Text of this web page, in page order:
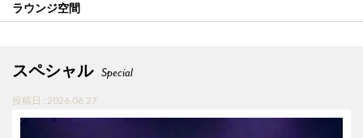
ラウンジ空間
スペシャル Special
投稿日 : 2026.06.27